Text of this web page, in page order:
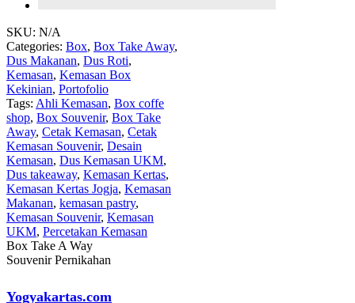
SKU: N/A
Categories: Box, Box Take Away,
Dus Makanan, Dus Roti,
Kemasan, Kemasan Box
Kekinian, Portofolio
Tags: Ahli Kemasan, Box coffe
shop, Box Souvenir, Box Take
Away, Cetak Kemasan, Cetak
Kemasan Souvenir, Desain
Kemasan, Dus Kemasan UKM,
Dus takeaway, Kemasan Kertas,
Kemasan Kertas Jogja, Kemasan
Makanan, kemasan pastry,
Kemasan Souvenir, Kemasan
UKM, Percetakan Kemasan
Box Take A Way
Souvenir Pernikahan
Yogyakartas.com